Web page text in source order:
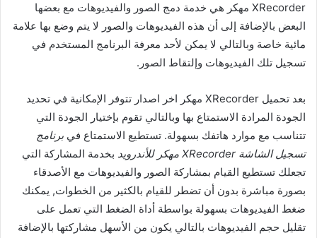
XRecorder مهكر هي خدمة دمج الصور والفيديوهات مع بعضها
البعض بالإضافة إلى أن هذه الفيديوهات والصور لا يتم وضع بها علامة
مائية خاصة وبالتالي لا يمكن لأحد معرفة البرنامج المستخدم في
تسجيل تلك الفيديوهات وإلتقاط الصور.
بعد تحميل XRecorder مهكر اخر اصدار تتوفر الإمكانية في تحديد
الجودة المرادة الاستمتاع بها وبالتالي تقوم بإختيار الجودة التي
تتناسب مع موارد هاتفك بسهولة. تستطيع الاستمتاع في برنامج
تسجيل الشاشة XRecorder مهكر للأندرويد
بخدمة المشاركة التي
تجعلك تستطيع القيام بمشاركة الصور والفيديوهات مع الأصدقاء
بصورة مباشرة بدون أن تضطر للقيام بالكثير من الخطوات, يمكنك
ضغط الفيديوهات بسهولة بواسطة أداة الضغط التي تعمل على
تقليل حجم الفيديوهات بالتالي يكون من الأسهل مشاركتها بالإضافة